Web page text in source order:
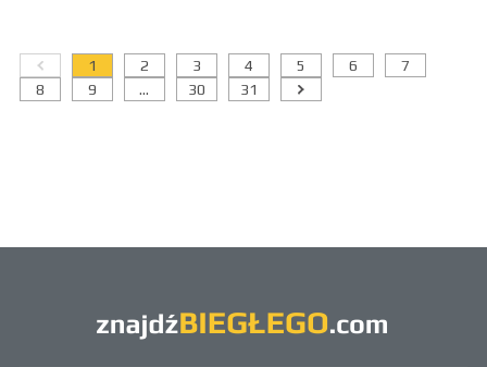
1 2 3 4 5 6
7
8
9 ... 30 31